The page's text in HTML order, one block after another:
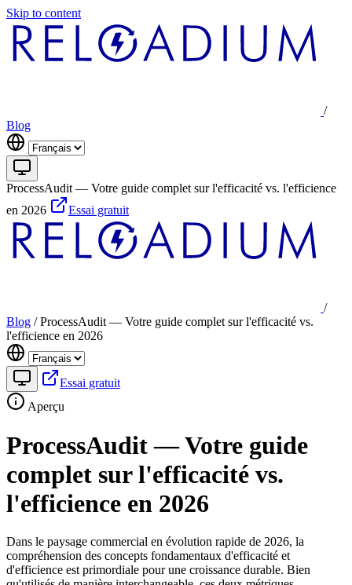
Skip to content
/
Blog
ProcessAudit — Votre guide complet sur l'efficacité vs. l'efficience
en 2026
Essai gratuit
/
Blog / ProcessAudit — Votre guide complet sur l'efficacité vs.
l'efficience en 2026
Essai gratuit
Aperçu
ProcessAudit — Votre guide
complet sur l'efficacité vs.
l'efficience en 2026
Dans le paysage commercial en évolution rapide de 2026, la
compréhension des concepts fondamentaux d'efficacité et
d'efficience est primordiale pour une croissance durable. Bien